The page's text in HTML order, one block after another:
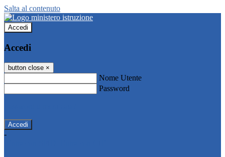
Salta al contenuto
Accedi
Accedi
button close ×
Nome Utente
Password
-